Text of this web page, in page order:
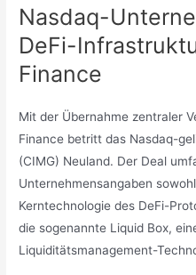
Nasdaq-
DeFi-
Finance
Mit der Übernahme zentraler
Finance betritt das Nasdaq-
(CIMG) Neuland. Der Deal
Unternehmensangaben
Kerntechnologie des DeFi-
die sogenannte Liquid Box,
Liquiditätsmanagement-